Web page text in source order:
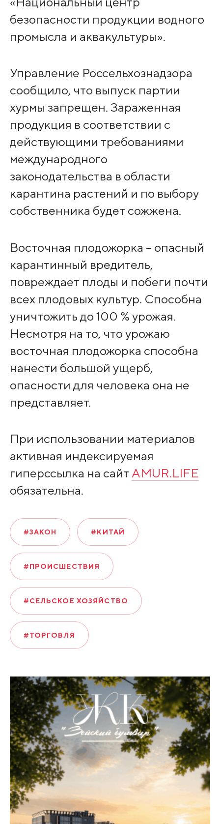
безопасности продукции водного
промысла и аквакультуры».
Управление Россельхознадзора
сообщило, что выпуск партии
хурмы запрещен. Зараженная
продукция в соответствии с
действующими требованиями
международного
законодательства в области
карантина растений и по выбору
собственника будет сожжена.
Восточная плодожорка – опасный
карантинный вредитель,
повреждает плоды и побеги почти
всех плодовых культур. Способна
уничтожить до 100 % урожая.
Несмотря на то, что урожаю
восточная плодожорка способна
нанести большой ущерб,
опасности для человека она не
представляет.
При использовании материалов
активная индексируемая
гиперссылка на сайт AMUR.LIFE
обязательна.
#ЗАКОН #КИТАЙ
#ПРОИСШЕСТВИЯ
#СЕЛЬСКОЕ ХОЗЯЙСТВО
#ТОРГОВЛЯ